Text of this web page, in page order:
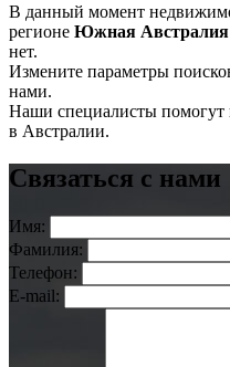
В данный момент
регионе Южная Австралия
нет.
Измените параметры
нами.
Наши специалисты помогут
в Австралии.
Связаться с нами
Имя:
Фамилия:
Телефон:
E-mail: